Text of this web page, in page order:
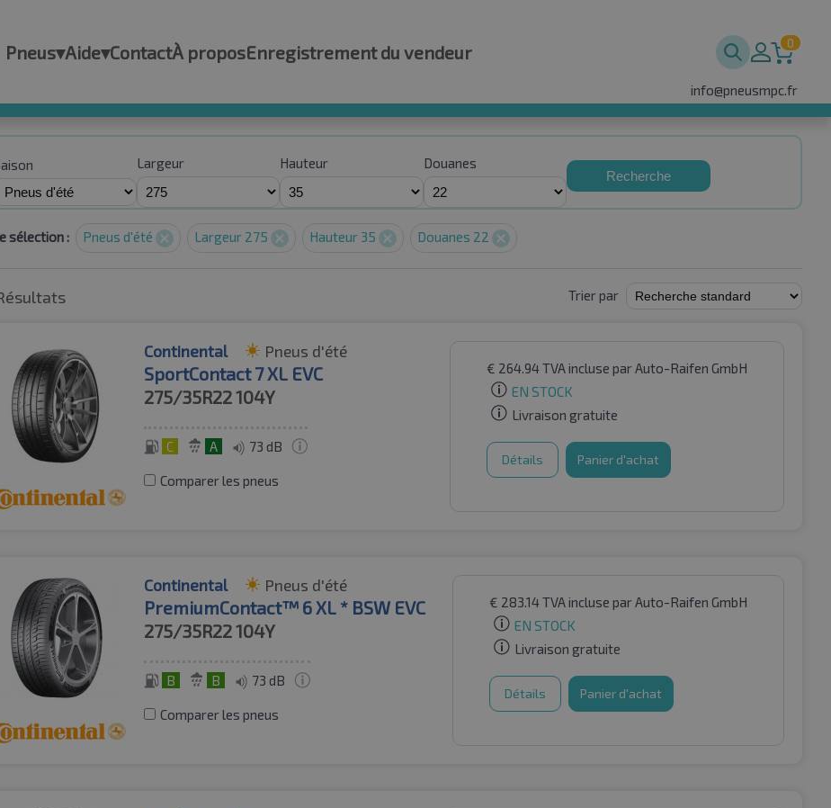
Pneus▾Aide▾ContactÀ proposEnregistrement du vendeur 0
info@pneusmpc.fr
Largeur Hauteur Douanes
Recherche
sélection : Pneus d'été Largeur 275 Hauteur 35 Douanes 22
Trier par
Continental Pneus d'été
SportContact 7 XL EVC
275/35R22104Y
C A 73 dB
Comparer les pneus
€ 264.94TVA incluse par Auto-Raifen GmbH
EN STOCK
Livraison gratuite
Détails Panier d'achat
Continental Pneus d'été
PremiumContact™ 6 XL * BSW EVC
275/35R22104Y
B B 73 dB
Comparer les pneus
€ 283.14TVA incluse par Auto-Raifen GmbH
EN STOCK
Livraison gratuite
Détails Panier d'achat